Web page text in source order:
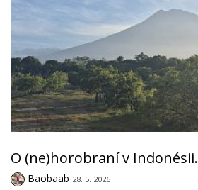
O (ne)horobraní v Indonésii.
Baobaab 28. 5. 2026